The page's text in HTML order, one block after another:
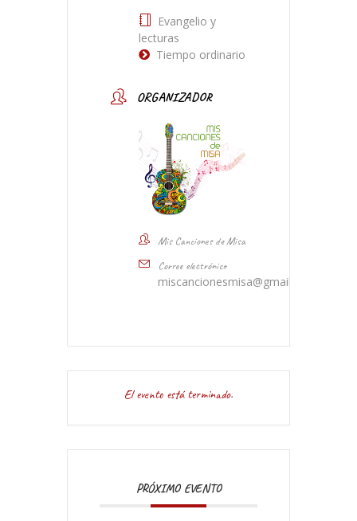
Evangelio y
lecturas
Tiempo ordinario
ORGANIZADOR
Mis Canciones de Misa
Correo electrónico
miscancionesmisa@gmail.com
El evento está terminado.
PRÓXIMO EVENTO